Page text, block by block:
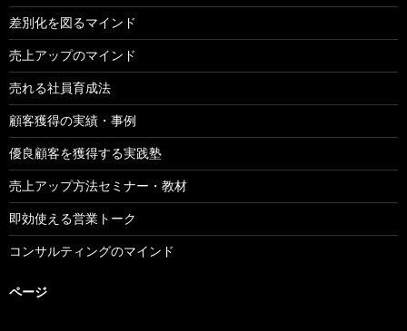
差別化を図るマインド
売上アップのマインド
売れる社員育成法
顧客獲得の実績・事例
優良顧客を獲得する実践塾
売上アップ方法セミナー・教材
即効使える営業トーク
コンサルティングのマインド
ページ